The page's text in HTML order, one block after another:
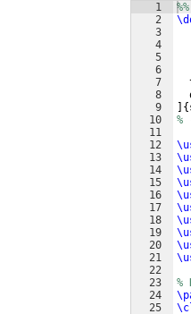
1
2
3
4
5
6
7
8
9
10
11
12
13
14
15
16
17
18
19
20
21
22
23
24
25
{
%